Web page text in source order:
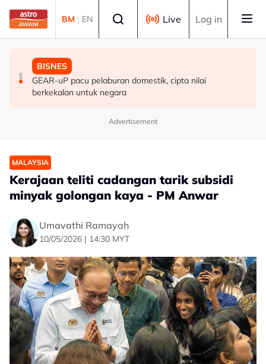
Skip to main content
BM | EN Live Log in
MALAYSIA
Budi Madani Diesel perkukuh penguatkuasaan, kekang
penyelewengan
MALAYSIA
Peruntukan EFT Pahang meningkat kepada RM24.57
juta tahun ini - Wan Rosdy
BISNES
GEAR-uP pacu pelaburan domestik, cipta nilai
berkekalan untuk negara
Advertisement
MALAYSIA
Kerajaan teliti cadangan tarik subsidi
minyak golongan kaya - PM Anwar
Umavathi Ramayah
10/05/2026 | 14:30 MYT